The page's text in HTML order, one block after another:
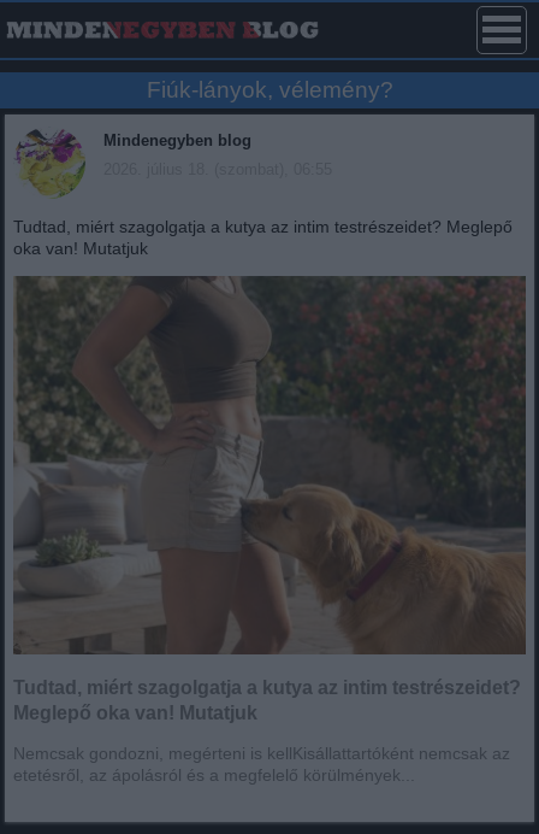
Fiúk-lányok, vélemény?
Mindenegyben blog
Tudtad, miért szagolgatja a kutya az intim testrészeidet? Meglepő
oka van! Mutatjuk
Tudtad, miért szagolgatja a kutya az intim testrészeidet?
Meglepő oka van! Mutatjuk
Nemcsak gondozni, megérteni is kellKisállattartóként nemcsak az
etetésről, az ápolásról és a megfelelő körülmények...